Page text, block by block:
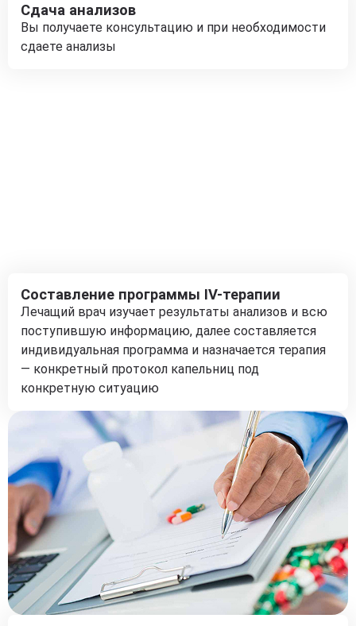
Сдача анализов
Вы получаете консультацию и при необходимости
сдаете анализы
Составление программы IV-терапии
Лечащий врач изучает результаты анализов и всю
поступившую информацию, далее составляется
индивидуальная программа и назначается терапия
— конкретный протокол капельниц под
конкретную ситуацию